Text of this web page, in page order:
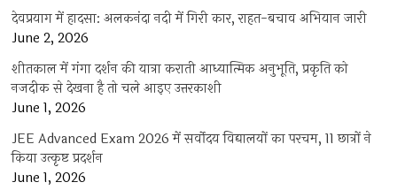
देवप्रयाग में हादसा: अलकनंदा नदी में गिरी कार, राहत-बचाव अभियान जारी
June 2, 2026
शीतकाल में गंगा दर्शन की यात्रा कराती आध्यात्मिक अनुभूति, प्रकृति को
नजदीक से देखना है तो चले आइए उत्तरकाशी
June 1, 2026
JEE Advanced Exam 2026 में सर्वोदय विद्यालयों का परचम, 11 छात्रों ने
किया उत्कृष्ट प्रदर्शन
June 1, 2026